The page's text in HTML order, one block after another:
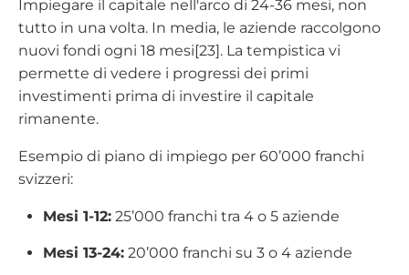
Impiegare il capitale nell'arco di 24-36 mesi, non
tutto in una volta. In media, le aziende raccolgono
nuovi fondi ogni 18 mesi[23]. La tempistica vi
permette di vedere i progressi dei primi
investimenti prima di investire il capitale
rimanente.
Esempio di piano di impiego per 60’000 franchi
svizzeri:
Mesi 1-12: 25’000 franchi tra 4 o 5 aziende
Mesi 13-24: 20’000 franchi su 3 o 4 aziende